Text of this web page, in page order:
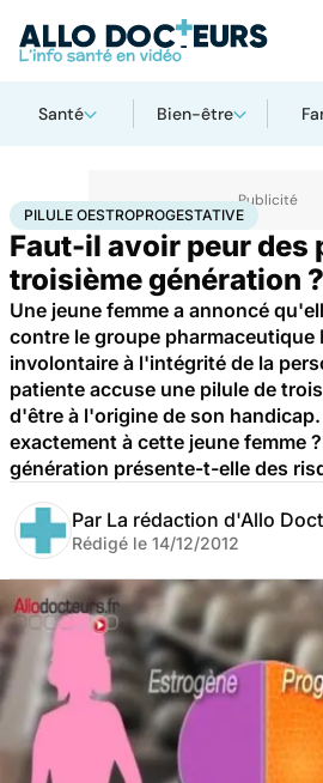
Santé Bien-être
AccueilSantéSociétéJusticePilule
PILULE OESTROPROGESTATIVE
Faut-il avoir peur des
troisième génération ?
Une jeune femme a annoncé
contre le groupe
involontaire à l'intégrité de la
patiente accuse une pilule de
d'être à l'origine de son
exactement à cette jeune femme
génération présente-t-elle des
Par La rédaction d'Allo
Rédigé le 14/12/2012